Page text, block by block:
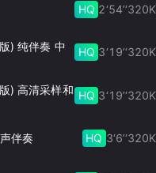
HQ 2‘54’‘320
) 纯伴奏 中
HQ 3‘19’‘320
) 高清采样和 HQ 3‘19’‘320
伴奏 HQ 3‘6’‘320